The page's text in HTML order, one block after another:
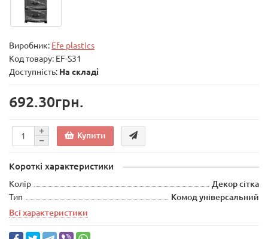
Виробник: Efe plastics
Код товару: EF-S31
Доступність: На складі
692.30грн.
Купити
Короткі характеристики
Колір
Декор сітка
Тип
Комод універсальний
Всі характеристики